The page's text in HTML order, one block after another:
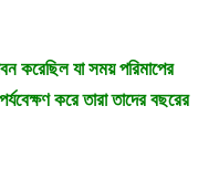
করেছিল যা সময় পরিমাপের
করে তারা তাদের বছরের